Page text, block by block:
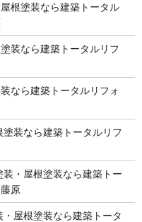
根塗装なら建築トータル
装なら建築トータルリフ
なら建築トータルリフォ
装なら建築トータルリフ
・屋根塗装なら建築トー
原
屋根塗装なら建築トータ